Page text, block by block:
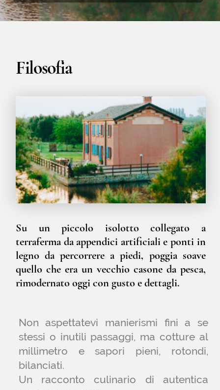
Su un piccolo isolotto collegato a
terraferma da appendici artificiali e ponti in
millimetro e sapori pieni, rotondi,
Un racconto culinario di autentica
contemporaneità.
Una winelist appassionata. Luci soffuse
e musica jazz…
Il Ristorante.
stazione di pesca e approdo alle valli accoglie
nella sala del grande camino monumentale
pochi ospiti. Si snoda all'esterno un lungo
percorso (pedonale) fra canneti e punti di
osservazione che permette di attraversare
tutta la valle.
Attenzione alle materie prime e alle cotture